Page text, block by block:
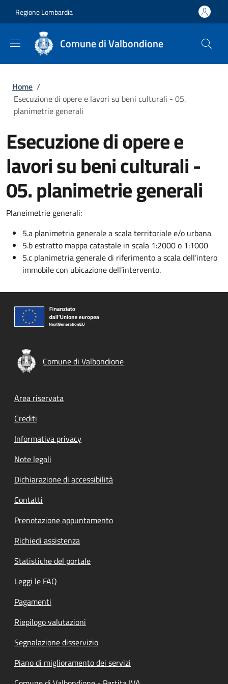
Regione Lombardia
Comune di Valbondione
Briciole di pane
Home /
Esecuzione di opere e lavori su beni culturali - 05.
planimetrie generali
Esecuzione di opere e
lavori su beni culturali -
05. planimetrie generali
Planeimetrie generali:
5.a planimetria generale a scala territoriale e/o urbana
5.b estratto mappa catastale in scala 1:2000 o 1:1000
5.c planimetria generale di riferimento a scala dell’intero
immobile con ubicazione dell’intervento.
Comune di Valbondione
Footer menu
Area riservata
Crediti
Informativa privacy
Note legali
Dichiarazione di accessibilità
Contatti
Prenotazione appuntamento
Richiedi assistenza
Statistiche del portale
Leggi le FAQ
Pagamenti
Riepilogo valutazioni
Segnalazione disservizio
Piano di miglioramento dei servizi